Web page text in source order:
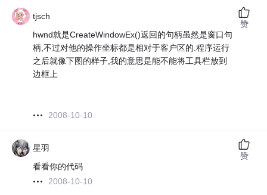
tjsch
hwnd就是CreateWindowEx()返回的句柄虽然是窗口句
柄,不过对他的操作坐标都是相对于客户区的.程序运行
之后就像下图的样子,我的意思是能不能将工具栏放到
边框上
2008-10-10
赞
星羽
看看你的代码
2008-10-10
赞